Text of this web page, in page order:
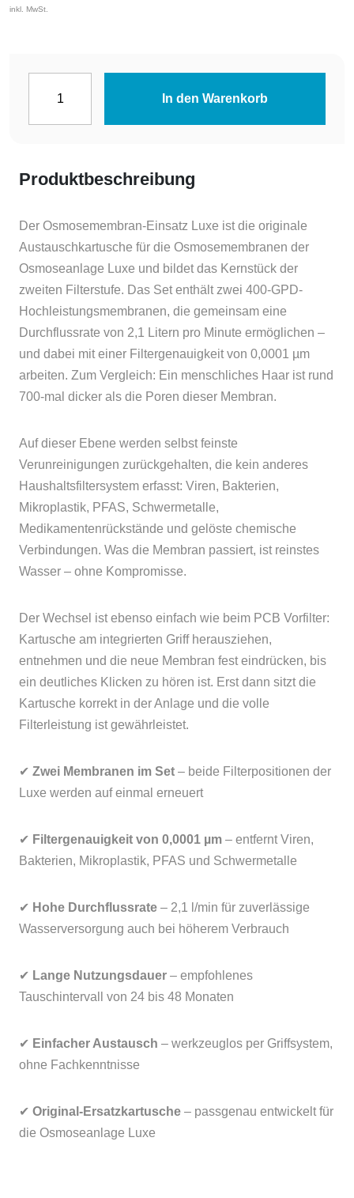
inkl. MwSt.
GPD
In den Warenkorb
Produktbeschreibung
Der Osmosemembran-Einsatz Luxe ist die originale
Austauschkartusche für die Osmosemembranen der
Osmoseanlage Luxe und bildet das Kernstück der
zweiten Filterstufe. Das Set enthält zwei 400-GPD-
Hochleistungsmembranen, die gemeinsam eine
Durchflussrate von 2,1 Litern pro Minute ermöglichen –
und dabei mit einer Filtergenauigkeit von 0,0001 µm
arbeiten. Zum Vergleich: Ein menschliches Haar ist rund
700-mal dicker als die Poren dieser Membran.
Auf dieser Ebene werden selbst feinste
Verunreinigungen zurückgehalten, die kein anderes
Haushaltsfiltersystem erfasst: Viren, Bakterien,
Mikroplastik, PFAS, Schwermetalle,
Medikamentenrückstände und gelöste chemische
Verbindungen. Was die Membran passiert, ist reinstes
Wasser – ohne Kompromisse.
Der Wechsel ist ebenso einfach wie beim PCB Vorfilter:
Kartusche am integrierten Griff herausziehen,
entnehmen und die neue Membran fest eindrücken, bis
ein deutliches Klicken zu hören ist. Erst dann sitzt die
Kartusche korrekt in der Anlage und die volle
Filterleistung ist gewährleistet.
✔ Zwei Membranen im Set – beide Filterpositionen der
Luxe werden auf einmal erneuert
✔ Filtergenauigkeit von 0,0001 µm – entfernt Viren,
Bakterien, Mikroplastik, PFAS und Schwermetalle
✔ Hohe Durchflussrate – 2,1 l/min für zuverlässige
Wasserversorgung auch bei höherem Verbrauch
✔ Lange Nutzungsdauer – empfohlenes
Tauschintervall von 24 bis 48 Monaten
✔ Einfacher Austausch – werkzeuglos per Griffsystem,
ohne Fachkenntnisse
✔ Original-Ersatzkartusche – passgenau entwickelt für
die Osmoseanlage Luxe